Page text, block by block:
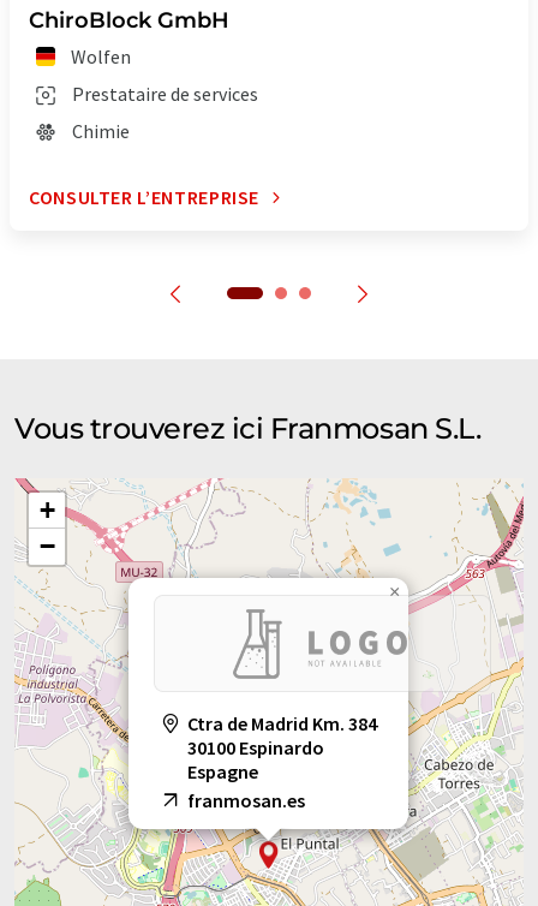
ChiroBlock GmbH
Wolfen
Prestataire de services
Chimie
CONSULTER L’ENTREPRISE
Vous trouverez ici Franmosan S.L.
Ctra de Madrid Km. 384
30100 Espinardo
Espagne
franmosan.es
×
+
−